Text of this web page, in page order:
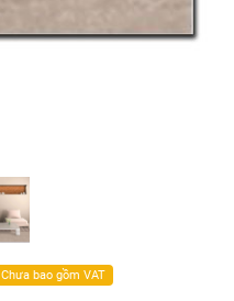
Chưa bao gồm VAT